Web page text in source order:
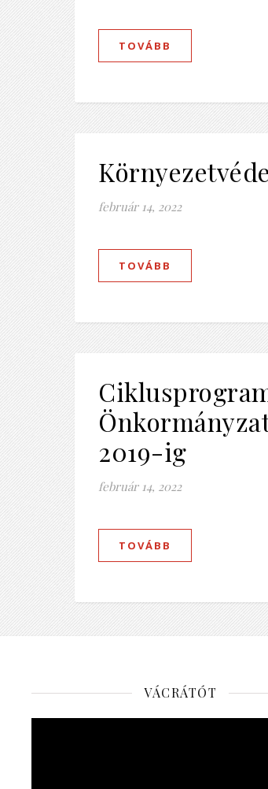
TOVÁBB
február 14, 2022
TOVÁBB
2019-ig
február 14, 2022
TOVÁBB
VÁCRÁTÓT